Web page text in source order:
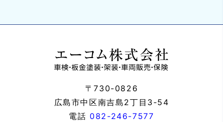
〒730-0826
広島市中区南吉島2丁目3-54
電話 082-246-7577